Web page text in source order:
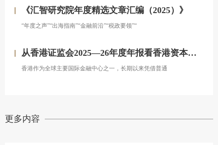
《汇智研究院年度精选文章汇编（2025）》
“年度之声”“出海指南”“金融前沿”“税政要领”“
从香港证监会2025—26年度年报看香港资本市场发展的新方向
香港作为全球主要国际金融中心之一，长期以来凭借普通
更多内容